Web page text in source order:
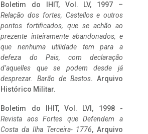
Boletim do IHIT, Vol. LV, 1997 –
Relação dos fortes, Castellos e outros
pontos fortificados, que se achão ao
prezente inteiramente abandonados, e
que nenhuma utilidade tem para a
defeza do Pais, com declaração
d’aquelles que se podem desde já
desprezar. Barão de Bastos. Arquivo
Histórico Militar.
Boletim do IHIT, Vol. LVI, 1998 -
Revista aos Fortes que Defendem a
Costa da Ilha Terceira- 1776, Arquivo